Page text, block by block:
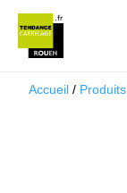
Accueil / Produits